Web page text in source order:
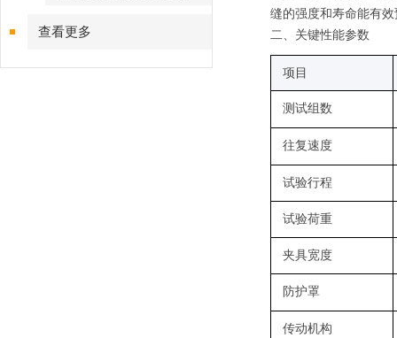
查看更多
缝的强度和寿命能有
二、关键性能参数
项目
测试组数
往复速度
试验行程
试验荷重
夹具宽度
防护罩
传动机构